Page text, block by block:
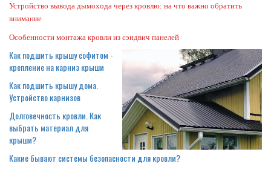
Устройство вывода дымохода через кровлю: на что важно обратить
внимание
Особенности монтажа кровли из сэндвич панелей
Как подшить крышу софитом -
крепление на карниз крыши
Как подшить крышу дома.
Устройство карнизов
Долговечность кровли. Как
выбрать материал для
крыши?
Какие бывают системы безопасности для кровли?